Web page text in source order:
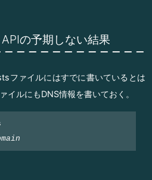
の予期しない結果
ファイルにはすでに書いているとは
ルにもDNS情報を書いておく。